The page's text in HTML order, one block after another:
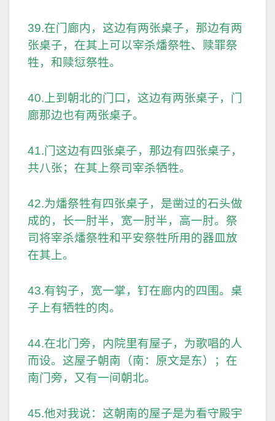
39.在门廊内，这边有两张桌子，那边有两
张桌子，在其上可以宰杀燔祭牲、赎罪祭
牲，和赎愆祭牲。
40.上到朝北的门口，这边有两张桌子，门
廊那边也有两张桌子。
41.门这边有四张桌子，那边有四张桌子，
共八张；在其上祭司宰杀牺牲。
42.为燔祭牲有四张桌子，是凿过的石头做
成的，长一肘半，宽一肘半，高一肘。祭
司将宰杀燔祭牲和平安祭牲所用的器皿放
在其上。
43.有钩子，宽一掌，钉在廊内的四围。桌
子上有牺牲的肉。
44.在北门旁，内院里有屋子，为歌唱的人
而设。这屋子朝南（南：原文是东）；在
南门旁，又有一间朝北。
45.他对我说：这朝南的屋子是为看守殿宇